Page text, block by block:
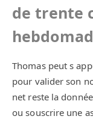
de trente
Thomas peut s
pour valider son
net reste la
ou souscrire une